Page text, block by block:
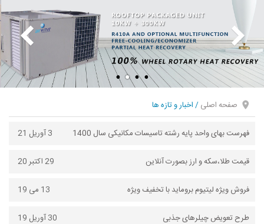
صفحه اصلی/اخبار و تازه ها
فهرست بهای واحد پایه رشته تاسیسات مکانیکی سال 1400 3 آوریل 21
قیمت طلا،سکه و ارز بصورت آنلاین 29 اکتبر 20
فروش ویژه لیتیوم بروماید با تخفیف ویژه 13 می 19
طرح تعویض چیلرهای جذبی 30 آوریل 19